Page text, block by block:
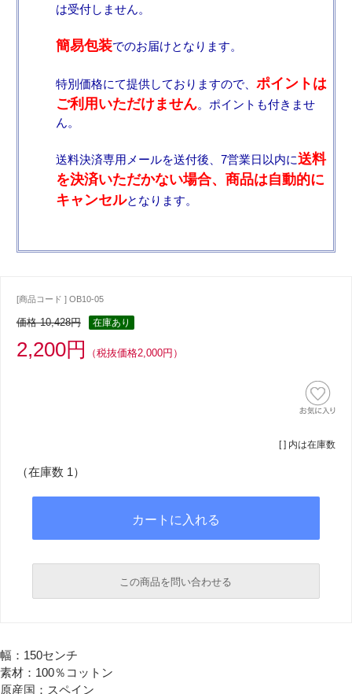
は受付しません。
簡易包装でのお届けとなります。
特別価格にて提供しておりますので、 ポイントは
ご利用いただけません。ポイントも付きませ
ん。
送料決済専用メールを送付後、7営業日以内に送料
を決済いただかない場合、商品は自動的に
キャンセルとなります。
[商品コード ] OB10-05
価格 10,428円 在庫あり
2,200円 （税抜価格2,000円）
[ ] 内は在庫数
（在庫数 1）
この商品を問い合わせる
幅：150センチ
素材：100％コットン
原産国：スペイン